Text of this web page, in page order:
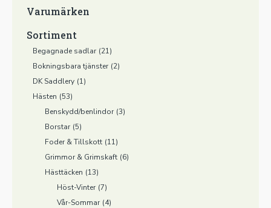
Varumärken
Sortiment
Begagnade sadlar (21)
Bokningsbara tjänster (2)
DK Saddlery (1)
Hästen (53)
Benskydd/benlindor (3)
Borstar (5)
Foder & Tillskott (11)
Grimmor & Grimskaft (6)
Hästtäcken (13)
Höst-Vinter (7)
Vår-Sommar (4)